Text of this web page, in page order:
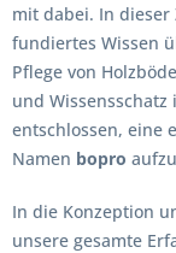
mit dabei. In
fundiertes Wissen
Pflege von
und
entschlossen, eine
Namen bopro
In die Konzeption
unsere gesamte